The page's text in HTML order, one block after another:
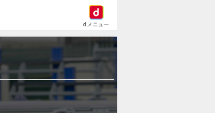
dメニュー